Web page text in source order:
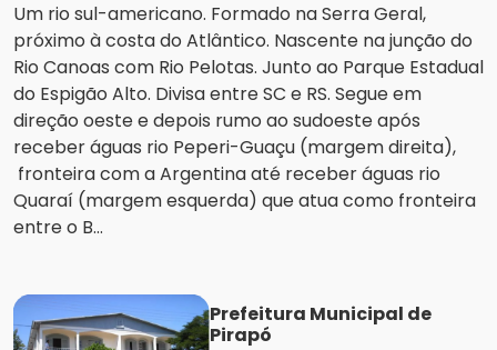
Um rio sul-americano. Formado na Serra Geral,
próximo à costa do Atlântico. Nascente na junção do
Rio Canoas com Rio Pelotas. Junto ao Parque Estadual
do Espigão Alto. Divisa entre SC e RS. Segue em
direção oeste e depois rumo ao sudoeste após
receber águas rio Peperi-Guaçu (margem direita),
fronteira com a Argentina até receber águas rio
Quaraí (margem esquerda) que atua como fronteira
entre o B...
Prefeitura Municipal de
Pirapó